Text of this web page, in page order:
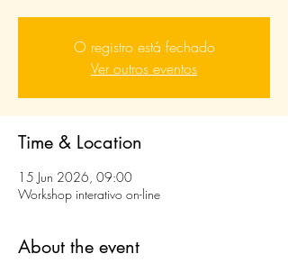
O registro está fechado
Ver outros eventos
Time & Location
15 Jun 2026, 09:00
Workshop interativo on-line
About the event